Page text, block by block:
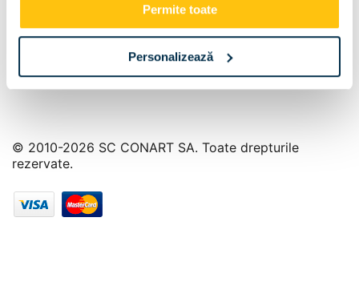
Permite toate
Personalizează
© 2010-2026 SC CONART SA. Toate drepturile
rezervate.